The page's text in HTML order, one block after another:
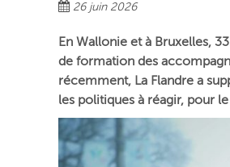
26 juin 2026
En Wallonie et à Bruxelles,
de formation des
récemment, La Flandre a
les politiques à réagir, pour